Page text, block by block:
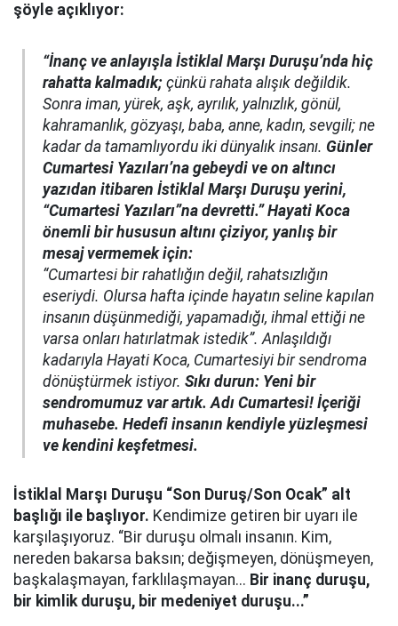
şöyle açıklıyor:
“İnanç ve anlayışla İstiklal Marşı Duruşu’nda hiç
rahatta kalmadık; çünkü rahata alışık değildik.
Sonra iman, yürek, aşk, ayrılık, yalnızlık, gönül,
kahramanlık, gözyaşı, baba, anne, kadın, sevgili; ne
kadar da tamamlıyordu iki dünyalık insanı. Günler
Cumartesi Yazıları’na gebeydi ve on altıncı
yazıdan itibaren İstiklal Marşı Duruşu yerini,
“Cumartesi Yazıları”na devretti.” Hayati Koca
önemli bir hususun altını çiziyor, yanlış bir
mesaj vermemek için:
“Cumartesi bir rahatlığın değil, rahatsızlığın
eseriydi. Olursa hafta içinde hayatın seline kapılan
insanın düşünmediği, yapamadığı, ihmal ettiği ne
varsa onları hatırlatmak istedik”. Anlaşıldığı
kadarıyla Hayati Koca, Cumartesiyi bir sendroma
dönüştürmek istiyor. Sıkı durun: Yeni bir
sendromumuz var artık. Adı Cumartesi! İçeriği
muhasebe. Hedefi insanın kendiyle yüzleşmesi
ve kendini keşfetmesi.
İstiklal Marşı Duruşu “Son Duruş/Son Ocak” alt
başlığı ile başlıyor. Kendimize getiren bir uyarı ile
karşılaşıyoruz. “Bir duruşu olmalı insanın. Kim,
nereden bakarsa baksın; değişmeyen, dönüşmeyen,
başkalaşmayan, farklılaşmayan... Bir inanç duruşu,
bir kimlik duruşu, bir medeniyet duruşu...”